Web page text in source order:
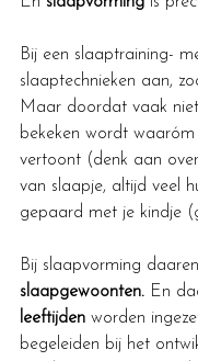
Bij een slaaptraining-
slaaptechnieken aan,
Maar doordat vaak
bekeken wordt
vertoont (denk aan
van slaapje, altijd veel
gepaard met je kindje
Bij slaapvorming
slaapgewoonten. En
leeftijden worden
begeleiden bij het